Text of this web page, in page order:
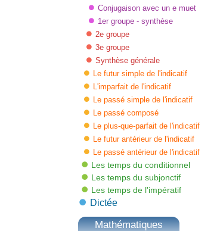
Conjugaison avec un e muet
1er groupe - synthèse
2e groupe
3e groupe
Synthèse générale
Le futur simple de l'indicatif
L'imparfait de l'indicatif
Le passé simple de l'indicatif
Le passé composé
Le plus-que-parfait de l'indicatif
Le futur antérieur de l'indicatif
Le passé antérieur de l'indicatif
Les temps du conditionnel
Les temps du subjonctif
Les temps de l'impératif
Dictée
Mathématiques